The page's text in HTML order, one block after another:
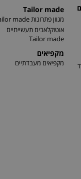
Tailor made
מגוון פתרונות Tailor made
אוטוקלאבים תעשייתיים
Tailor made
מקפיאים
מקפיאים מעבדתיים